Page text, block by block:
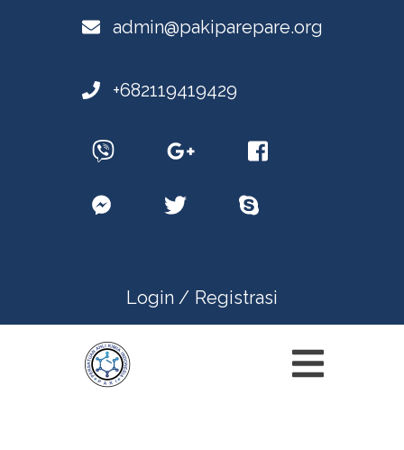
admin@pakiparepare.org
+682119419429
Login / Registrasi